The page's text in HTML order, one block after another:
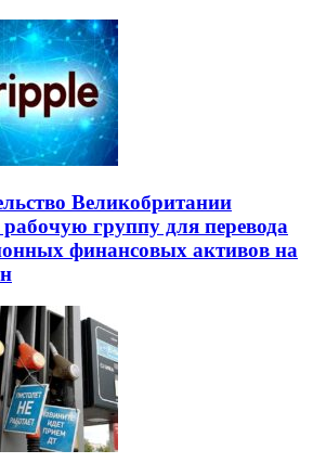
Великобритании
рабочую группу для перевода
финансовых активов на